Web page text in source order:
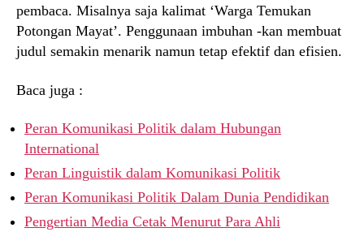
pembaca. Misalnya saja kalimat ‘Warga Temukan
Potongan Mayat’. Penggunaan imbuhan -kan membuat
judul semakin menarik namun tetap efektif dan efisien.
Baca juga :
Peran Komunikasi Politik dalam Hubungan
International
Peran Linguistik dalam Komunikasi Politik
Peran Komunikasi Politik Dalam Dunia Pendidikan
Pengertian Media Cetak Menurut Para Ahli